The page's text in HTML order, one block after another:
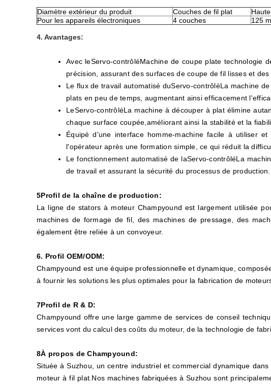
Diamètre extérieur du produit Couches de fil plat
Pour les appareils électroniques
4 couches 125
4. Avantages:
Avec leServo-contrôléMachine de coupe plate technologie
précision, assurant des surfaces de coupe de fil lisses et des
Le flux de travail automatisé duServo-contrôléLa machine
plats en peu de temps, augmentant ainsi efficacement
LeServo-contrôléLa machine à découper à plat élimine
chaque surface coupée,améliorant ainsi la stabilité et la
Équipé d'une interface homme-machine facile à utiliser
l'opérateur après une formation simple, ce qui réduit la
Le fonctionnement automatisé de laServo-contrôléLa
de travail et assurant la sécurité du processus de production.
5Profil de la chaîne de production:
La ligne de stators à moteur Champyound est largement utilisée
machines de formage de fil, des machines de pressage, des
également être reliée à un convoyeur.
6. Profil OEM/ODM:
Champyound est une équipe professionnelle et dynamique,
à fournir les solutions les plus optimales pour la fabrication de
7Profil de R & D:
Champyound offre une large gamme de services de conseil
services vont du calcul des coûts du moteur, de la technologie de
8À propos de Champyound:
Située à Suzhou, un centre industriel et commercial dynamique
moteur à fil plat.Nos machines fabriquées à Suzhou sont